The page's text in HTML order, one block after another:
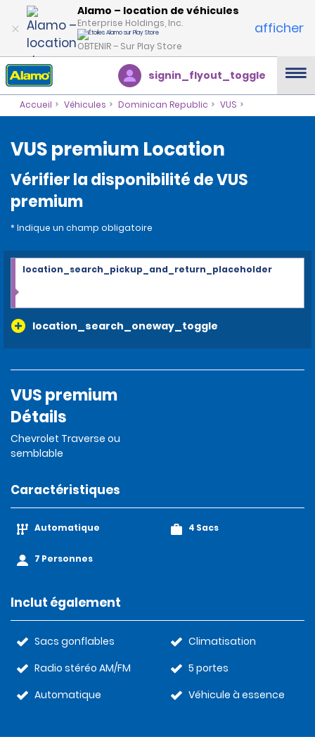
Alamo – location de véhicules
Enterprise Holdings, Inc.
OBTENIR – Sur Play Store
afficher
signin_flyout_toggle
Accueil Véhicules Dominican Republic VUS
VUS premium Location
Vérifier la disponibilité de VUS
premium
* Indique un champ obligatoire
location_search_oneway_toggle
location_search_pickup_and_return_placeholder
VUS premium
Détails
Chevrolet Traverse ou
semblable
Caractéristiques
Automatique
7 Personnes
4 Sacs
Inclut également
Sacs gonflables
Radio stéréo AM/FM
Automatique
Climatisation
5 portes
Véhicule à essence